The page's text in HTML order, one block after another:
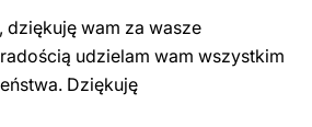
wam za wasze
udzielam wam wszystkim
Dziękuję